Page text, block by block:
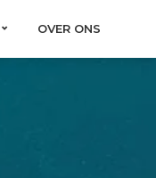
OVER ONS